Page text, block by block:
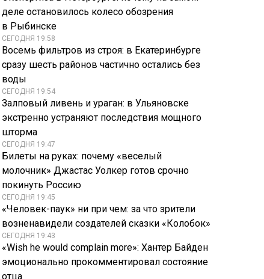
деле остановилось колесо обозрения
в Рыбинске
СЕГОДНЯ 19:58
Восемь фильтров из строя: в Екатеринбурге
сразу шесть районов частично остались без
воды
СЕГОДНЯ 19:54
Залповый ливень и ураган: в Ульяновске
экстренно устраняют последствия мощного
шторма
СЕГОДНЯ 19:47
Билеты на руках: почему «веселый
молочник» Джастас Уолкер готов срочно
покинуть Россию
СЕГОДНЯ 19:45
«Человек-паук» ни при чем: за что зрители
возненавидели создателей сказки «Колобок»
СЕГОДНЯ 19:43
«Wish he would complain more»: Хантер Байден
эмоционально прокомментировал состояние
отца